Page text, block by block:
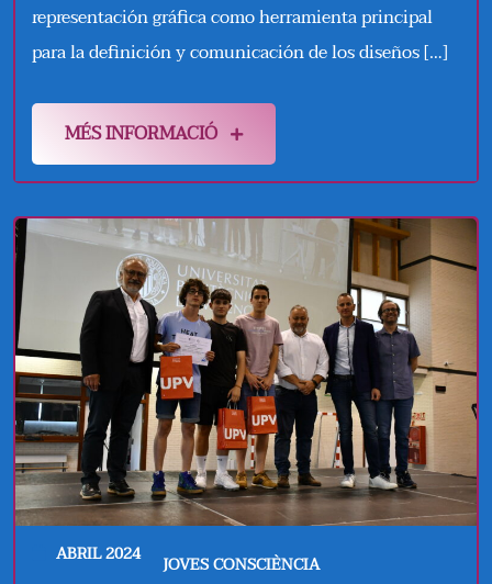
representación gráfica como herramienta principal
para la definición y comunicación de los diseños […]
MÉS INFORMACIÓ
ABRIL 2024 JOVES CONSCIÈNCIA